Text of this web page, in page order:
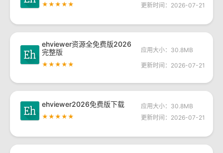
★★★★★
更新时间：2026-07-21
ehviewer资源全免费版2026
完整版
★★★★★
应用大小：30.8MB
更新时间：2026-07-21
ehviewer2026免费版下载
★★★★★
应用大小：30.8MB
更新时间：2026-07-21